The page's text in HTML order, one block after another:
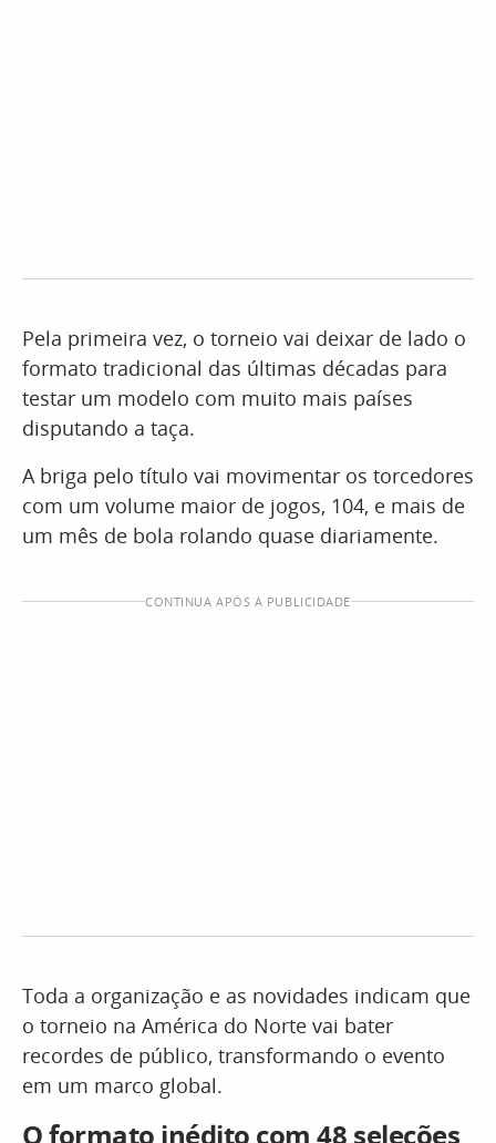
Pela primeira vez, o torneio vai deixar de lado o
formato tradicional das últimas décadas para
testar um modelo com muito mais países
disputando a taça.
A briga pelo título vai movimentar os torcedores
com um volume maior de jogos, 104, e mais de
um mês de bola rolando quase diariamente.
CONTINUA APÓS A PUBLICIDADE
Toda a organização e as novidades indicam que
o torneio na América do Norte vai bater
recordes de público, transformando o evento
em um marco global.
O formato inédito com 48 seleções